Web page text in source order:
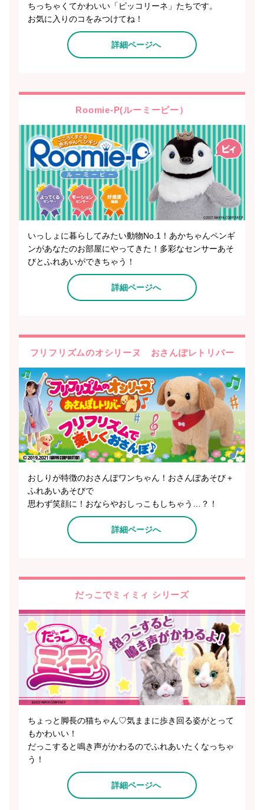
ちっちゃくてかわいい「ピッコリーネ」たちです。
お気に入りのコをみつけてね！
詳細ページへ
Roomie-P(ルーミーピー）
いっしょに暮らしてみたい動物No.1！あかちゃんペンギ
ンがあなたのお部屋にやってきた！多彩なセンサーあそ
びとふれあいができちゃう！
詳細ページへ
フリフリズムのオシリーヌ おさんぽレトリバー
おしりが特徴のおさんぽワンちゃん！おさんぽあそび＋
ふれあいあそびで
思わず笑顔に！おならやおしっこもしちゃう…？！
詳細ページへ
だっこでミィミィ シリーズ
ちょっと脚長の猫ちゃん♡気ままに歩き回る姿がとって
もかわいい！
だっこすると鳴き声がかわるのでふれあいたくなっちゃ
う！
詳細ページへ